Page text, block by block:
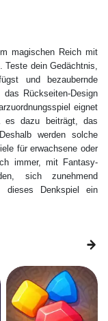
magischen Reich mit
Teste dein Gedächtnis,
und bezaubernde
Rückseiten-Design
eignet
es dazu beiträgt, das
werden solche
für erwachsene oder
immer, mit Fantasy-
sich zunehmend
dieses Denkspiel ein